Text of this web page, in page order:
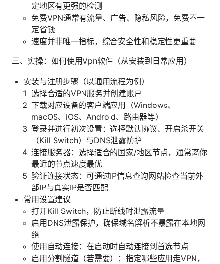
定地区有更强的检测
免费VPN通常有流量、广告、隐私风险，免费不一
定省钱
速度并非唯一指标，综合安全性和稳定性更重要
三、实操：如何使用Vpn软件（从安装到日常应用）
安装与注册步骤（以通用流程为例）
选择合适的VPN服务并创建账户
下载对应设备的客户端应用（Windows、
macOS、iOS、Android、路由器等）
登录并进行初次设置：选择默认协议、开启杀开关
（Kill Switch）与DNS泄露防护
连接服务器：选择适合的国家/地区节点，通常离你
最近的节点速度最优
验证连接状态：可通过IP信息查询网站检查当前外
部IP与真实IP是否匹配
常用设置建议
打开Kill Switch，防止断线时泄露流量
启用DNS泄露保护，确保域名解析不暴露在本地网
络
使用自动连接：在启动时自动连接到首选节点
启用分割隧道（若需要）：指定哪些应用走VPN，